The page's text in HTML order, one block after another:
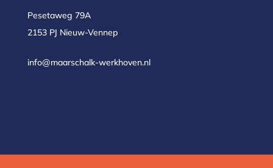
Pesetaweg 79A
2153 PJ Nieuw-Vennep
info@maarschalk-werkhoven.nl